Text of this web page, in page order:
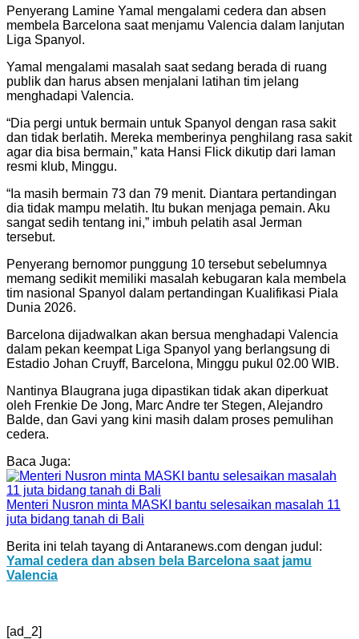
Penyerang Lamine Yamal mengalami cedera dan absen
membela Barcelona saat menjamu Valencia dalam lanjutan
Liga Spanyol.
Yamal mengalami masalah saat sedang berada di ruang
publik dan harus absen menjalani latihan tim jelang
menghadapi Valencia.
“Dia pergi untuk bermain untuk Spanyol dengan rasa sakit
dan tidak berlatih. Mereka memberinya penghilang rasa sakit
agar dia bisa bermain,” kata Hansi Flick dikutip dari laman
resmi klub, Minggu.
“Ia masih bermain 73 dan 79 menit. Diantara pertandingan
dia tidak mampu melatih. Itu bukan menjaga pemain. Aku
sangat sedih tentang ini,” imbuh pelatih asal Jerman
tersebut.
Penyerang bernomor punggung 10 tersebut sebelumnya
memang sedikit memiliki masalah kebugaran kala membela
tim nasional Spanyol dalam pertandingan Kualifikasi Piala
Dunia 2026.
Barcelona dijadwalkan akan bersua menghadapi Valencia
dalam pekan keempat Liga Spanyol yang berlangsung di
Estadio Johan Cruyff, Barcelona, Minggu pukul 02.00 WIB.
Nantinya Blaugrana juga dipastikan tidak akan diperkuat
oleh Frenkie De Jong, Marc Andre ter Stegen, Alejandro
Balde, dan Gavi yang kini masih dalam proses pemulihan
cedera.
Baca Juga:
Menteri Nusron minta MASKI bantu selesaikan masalah 11
juta bidang tanah di Bali
Berita ini telah tayang di Antaranews.com dengan judul:
Yamal cedera dan absen bela Barcelona saat jamu
Valencia
[ad_2]